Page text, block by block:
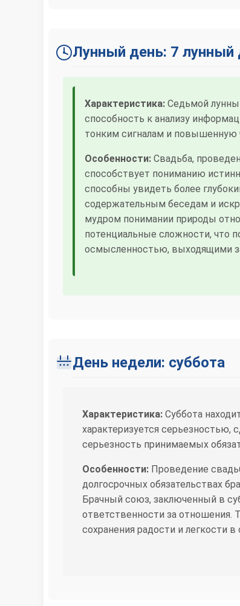
Лунный день: 7 лунный
Характеристика: Седьмой
способность к анализу
тонким сигналам и повышенную
Особенности: Свадьба,
способствует пониманию
способны увидеть более
содержательным беседам и
мудром понимании природы
потенциальные сложности, что
осмысленностью, выходящими
День недели: суббота
Характеристика: Суббота
характеризуется серьезностью,
серьезность принимаемых
Особенности: Проведение
долгосрочных обязательствах
Брачный союз, заключенный в
ответственности за отношения.
сохранения радости и легкости